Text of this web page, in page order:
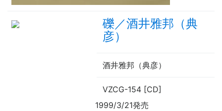
礫／酒井雅邦（典
彦）
酒井雅邦（典彦）
VZCG-154 [CD]
1999/3/21発売